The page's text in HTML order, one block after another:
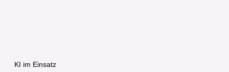
KI im Einsatz